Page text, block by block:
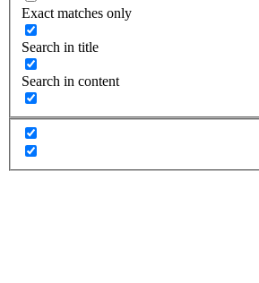
Exact matches only
Search in title
Search in content